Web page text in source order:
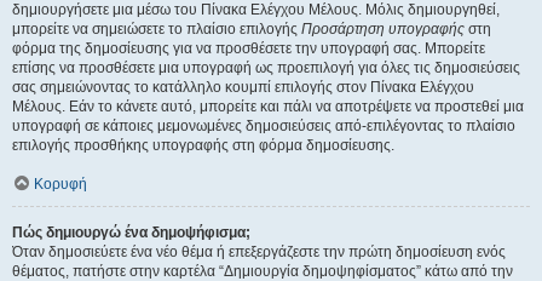
δημιουργήσετε μια μέσω του Πίνακα Ελέγχου Μέλους. Μόλις δημιουργηθεί,
μπορείτε να σημειώσετε το πλαίσιο επιλογής Προσάρτηση υπογραφής στη
φόρμα της δημοσίευσης για να προσθέσετε την υπογραφή σας. Μπορείτε
επίσης να προσθέσετε μια υπογραφή ως προεπιλογή για όλες τις δημοσιεύσεις
σας σημειώνοντας το κατάλληλο κουμπί επιλογής στον Πίνακα Ελέγχου
Μέλους. Εάν το κάνετε αυτό, μπορείτε και πάλι να αποτρέψετε να προστεθεί μια
υπογραφή σε κάποιες μεμονωμένες δημοσιεύσεις από-επιλέγοντας το πλαίσιο
επιλογής προσθήκης υπογραφής στη φόρμα δημοσίευσης.
Κορυφή
Πώς δημιουργώ ένα δημοψήφισμα;
Όταν δημοσιεύετε ένα νέο θέμα ή επεξεργάζεστε την πρώτη δημοσίευση ενός
θέματος, πατήστε στην καρτέλα “Δημιουργία δημοψηφίσματος” κάτω από την